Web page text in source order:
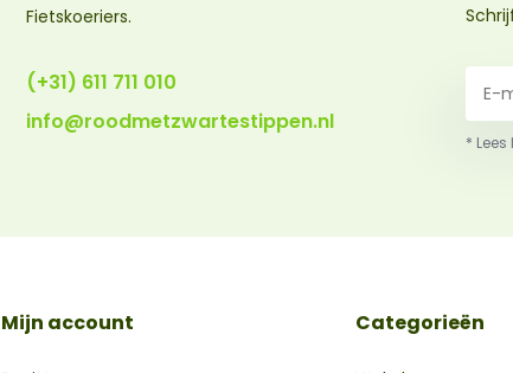
Fietskoeriers.
(+31) 611 711 010
info@roodmetzwartestippen.nl
*
Mijn account Categorieën